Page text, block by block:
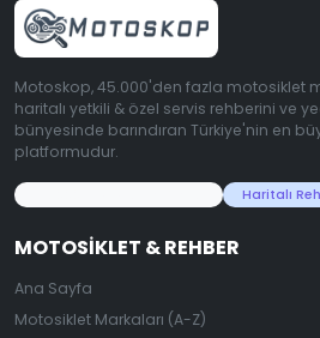
Motoskop, 45.000'den fazla motosiklet
haritalı yetkili & özel servis rehberini ve
bünyesinde barındıran Türkiye'nin en
platformudur.
Haritalı
MOTOSIKLET & REHBER
Ana Sayfa
Motosiklet Markaları (A-Z)